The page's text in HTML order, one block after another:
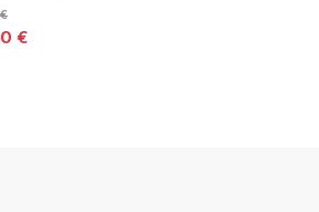
€
€